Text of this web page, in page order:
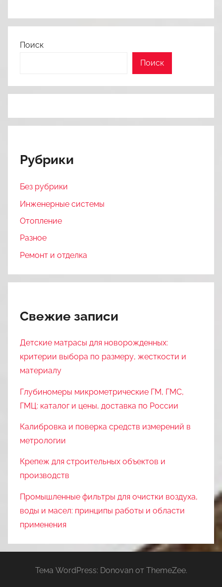
Поиск
Поиск
Рубрики
Без рубрики
Инженерные системы
Отопление
Разное
Ремонт и отделка
Свежие записи
Детские матрасы для новорожденных:
критерии выбора по размеру, жесткости и
материалу
Глубиномеры микрометрические ГМ, ГМС,
ГМЦ: каталог и цены, доставка по России
Калибровка и поверка средств измерений в
метрологии
Крепеж для строительных объектов и
производств
Промышленные фильтры для очистки воздуха,
воды и масел: принципы работы и области
применения
Тема WordPress: Donovan от ThemeZee.